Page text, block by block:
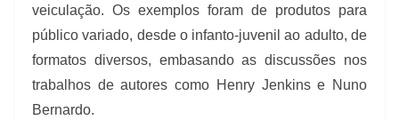
veiculação. Os exemplos foram de produtos para
público variado, desde o infanto-juvenil ao adulto, de
formatos diversos, embasando as discussões nos
trabalhos de autores como Henry Jenkins e Nuno
Bernardo.